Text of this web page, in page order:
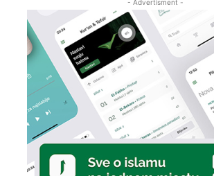
- Advertisment -